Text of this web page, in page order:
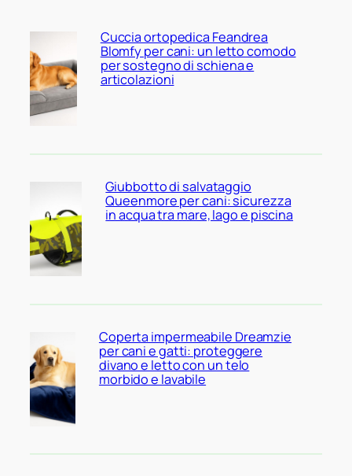
Cuccia ortopedica Feandrea
Blomfy per cani: un letto comodo
per sostegno di schiena e
articolazioni
Giubbotto di salvataggio
Queenmore per cani: sicurezza
in acqua tra mare, lago e piscina
Coperta impermeabile Dreamzie
per cani e gatti: proteggere
divano e letto con un telo
morbido e lavabile